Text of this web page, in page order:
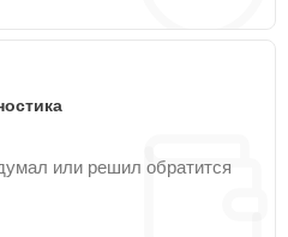
или решил обратится